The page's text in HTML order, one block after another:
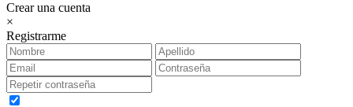
Crear una cuenta
×
Registrarme